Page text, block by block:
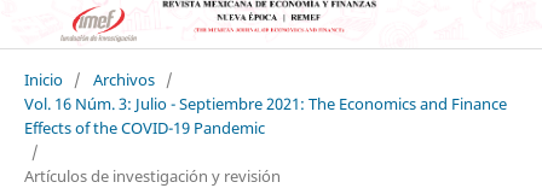
Inicio / Archivos /
Vol. 16 Núm. 3: Julio - Septiembre 2021: The Economics and Finance
Effects of the COVID-19 Pandemic
/
Artículos de investigación y revisión